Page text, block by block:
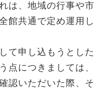
は、地域の行事や
館共通で定め運用
て申し込もうとし
点につきましては
認いただいた際、